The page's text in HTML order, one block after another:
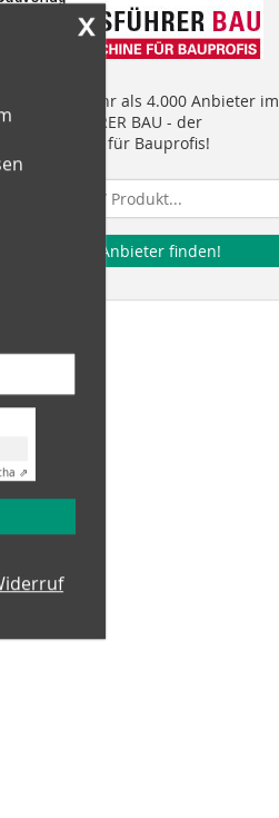
x
⇗
Finden Sie mehr als 4.000 Anbieter im
BAU - der
Suchmaschine für Bauprofis!
Anbieter finden!